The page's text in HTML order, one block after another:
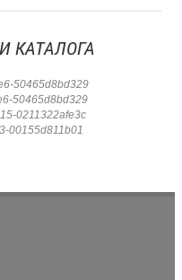
КАТАЛОГА
50465d8bd329
50465d8bd329
0211322afe3c
00155d811b01